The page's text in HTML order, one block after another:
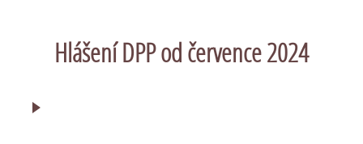
Hlášení DPP od července 2024